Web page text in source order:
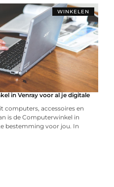
WINKELEN
in Venray voor al je digitale
computers, accessoires en
is de Computerwinkel in
bestemming voor jou. In